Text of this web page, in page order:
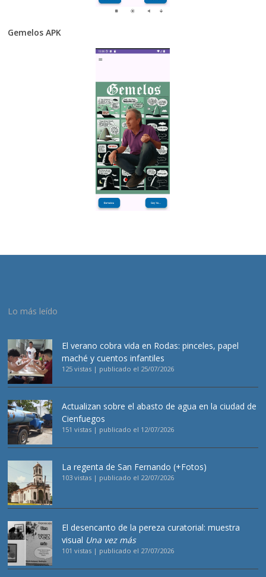
Gemelos APK
Lo más leído
El verano cobra vida en Rodas: pinceles, papel
maché y cuentos infantiles
125 vistas | publicado el 25/07/2026
Actualizan sobre el abasto de agua en la ciudad de
Cienfuegos
151 vistas | publicado el 12/07/2026
La regenta de San Fernando (+Fotos)
103 vistas | publicado el 22/07/2026
El desencanto de la pereza curatorial: muestra
visual Una vez más
101 vistas | publicado el 27/07/2026